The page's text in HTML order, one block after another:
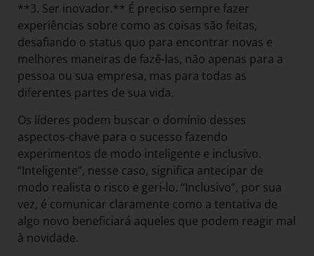
**3. Ser inovador.** É preciso sempre fazer
experiências sobre como as coisas são feitas,
desafiando o status quo para encontrar novas e
melhores maneiras de fazê-las, não apenas para a
pessoa ou sua empresa, mas para todas as
diferentes partes de sua vida.
Os líderes podem buscar o domínio desses
aspectos-chave para o sucesso fazendo
experimentos de modo inteligente e inclusivo.
“Inteligente”, nesse caso, significa antecipar de
modo realista o risco e geri-lo. “Inclusivo”, por sua
vez, é comunicar claramente como a tentativa de
algo novo beneficiará aqueles que podem reagir mal
à novidade.